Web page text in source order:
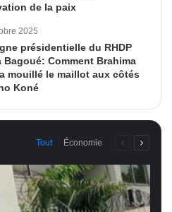
de la paix
2025
présidentielle du RHDP
Bagoué: Comment Brahima
mouillé le maillot aux côtés
Koné
Tout Économie
PagePage